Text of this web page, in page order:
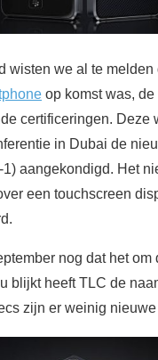
wisten we al te melden
op komst was,
certificeringen. Deze
in Dubai de
aangekondigd. Het
een touchscreen
nog dat het om
blijkt heeft TLC de
zijn er weinig